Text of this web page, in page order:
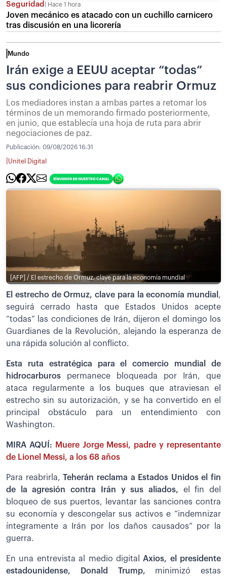
Seguridad Hace 1 hora
Joven mecánico es atacado con un cuchillo carnicero
tras discusión en una licorería
Mundo
Irán exige a EEUU aceptar “todas”
sus condiciones para reabrir Ormuz
Los mediadores instan a ambas partes a retomar los
términos de un memorando firmado posteriormente,
en junio, que establecía una hoja de ruta para abrir
negociaciones de paz.
Publicación: 09/08/2026 16:31
Unitel Digital
[AFP] / El estrecho de Ormuz, clave para la economía mundial
El estrecho de Ormuz, clave para la economía mundial ,
seguirá cerrado hasta que Estados Unidos acepte
“todas” las condiciones de Irán, dijeron el domingo los
Guardianes de la Revolución, alejando la esperanza de
una rápida solución al conflicto.
Esta ruta estratégica para el comercio mundial de
hidrocarburos permanece bloqueada por Irán, que
ataca regularmente a los buques que atraviesan el
estrecho sin su autorización, y se ha convertido en el
principal obstáculo para un entendimiento con
Washington.
MIRA AQUÍ:
Muere Jorge Messi, padre y representante
de Lionel Messi, a los 68 años
Para reabrirla, Teherán reclama a Estados Unidos el fin
de la agresión contra Irán y sus aliados, el fin del
bloqueo de sus puertos, levantar las sanciones contra
su economía y descongelar sus activos e “indemnizar
íntegramente a Irán por los daños causados” por la
guerra.
En una entrevista al medio digitalAxios, el presidente
estadounidense, Donald Trump, minimizó estas